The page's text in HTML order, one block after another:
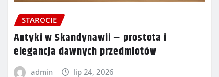
STAROCIE
Antyki w Skandynawii – prostota i
elegancja dawnych przedmiotów
admin lip 24, 2026